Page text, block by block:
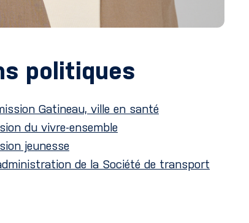
politiques
Gatineau, ville en santé
du vivre-ensemble
jeunesse
de la Société de transport